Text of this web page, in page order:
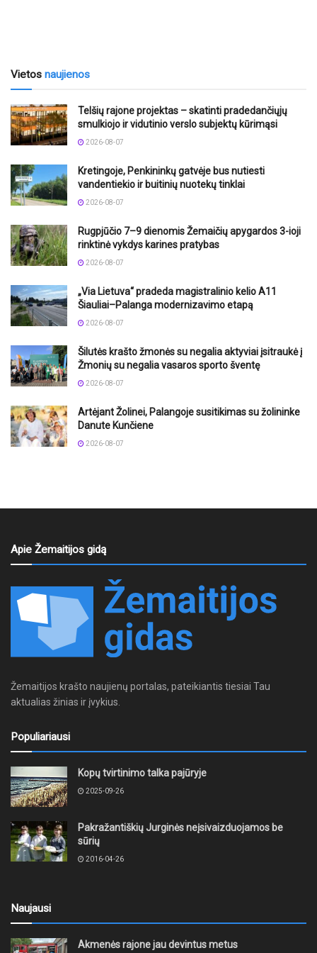
Vietos naujienos
Telšių rajone projektas – skatinti pradedančiųjų
smulkiojo ir vidutinio verslo subjektų kūrimąsi
2026-08-07
Kretingoje, Penkininkų gatvėje bus nutiesti
vandentiekio ir buitinių nuotekų tinklai
2026-08-07
Rugpjūčio 7–9 dienomis Žemaičių apygardos 3-ioji
rinktinė vykdys karines pratybas
2026-08-07
„Via Lietuva“ pradeda magistralinio kelio A11
Šiauliai–Palanga modernizavimo etapą
2026-08-07
Šilutės krašto žmonės su negalia aktyviai įsitraukė į
Žmonių su negalia vasaros sporto šventę
2026-08-07
Artėjant Žolinei, Palangoje susitikimas su žolininke
Danute Kunčiene
2026-08-07
Apie Žemaitijos gidą
Žemaitijos krašto naujienų portalas, pateikiantis tiesiai Tau
aktualias žinias ir įvykius.
Populiariausi
Kopų tvirtinimo talka pajūryje
2025-09-26
Pakražantiškių Jurginės neįsivaizduojamos be
sūrių
2016-04-26
Naujausi
Akmenės rajone jau devintus metus